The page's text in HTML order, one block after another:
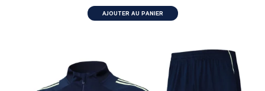
AJOUTER AU PANIER